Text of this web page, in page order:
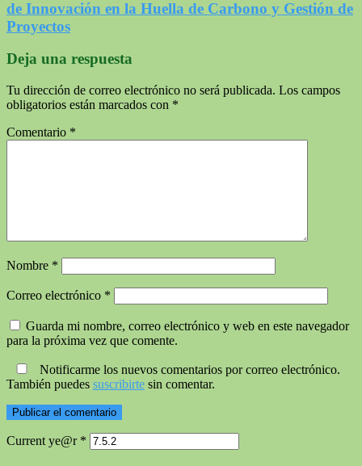
de Innovación en la Huella de Carbono y Gestión de
Proyectos
Deja una respuesta
Tu dirección de correo electrónico no será publicada. Los campos
obligatorios están marcados con *
Comentario *
Nombre *
Correo electrónico *
Guarda mi nombre, correo electrónico y web en este navegador
para la próxima vez que comente.
Notificarme los nuevos comentarios por correo electrónico.
También puedes suscribirte sin comentar.
Current ye@r *